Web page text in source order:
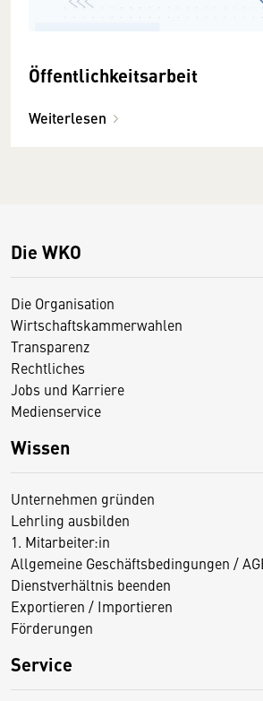
Öffentlichkeitsarbeit
Weiterlesen
Die WKO
Die Organisation
Wirtschaftskammerwahlen
Transparenz
Rechtliches
Jobs und Karriere
Medienservice
Wissen
Unternehmen gründen
Lehrling ausbilden
1. Mitarbeiter:in
Allgemeine Geschäftsbedingungen /
Dienstverhältnis beenden
Exportieren / Importieren
Förderungen
Service